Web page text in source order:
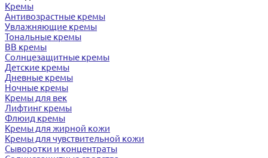
Кремы
Антивозрастные кремы
Увлажняющие кремы
Тональные кремы
BB кремы
Солнцезащитные кремы
Детские кремы
Дневные кремы
Ночные кремы
Кремы для век
Лифтинг кремы
Флюид кремы
Кремы для жирной кожи
Кремы для чувствительной кожи
Сыворотки и концентраты